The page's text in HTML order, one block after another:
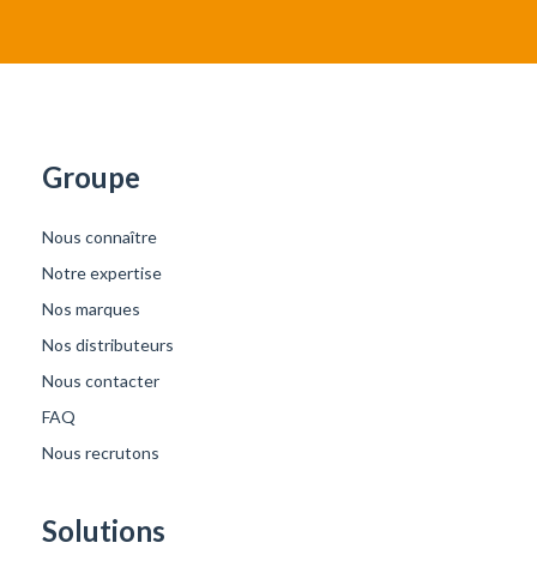
Groupe
Nous connaître
Notre expertise
Nos marques
Nos distributeurs
Nous contacter
FAQ
Nous recrutons
Solutions